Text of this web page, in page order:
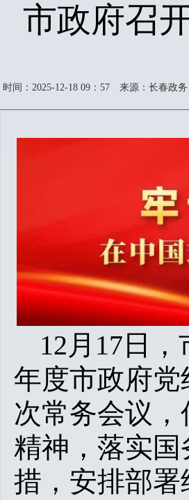
市政府召
时间：2025-12-18 09：57 来源：长春政务
12月17日
年度市政府党
次常务会议
精神，落实
措，安排部